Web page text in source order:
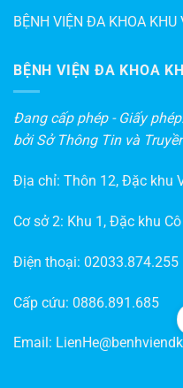
BỆNH VIỆN ĐA KHOA KHU
BỆNH VIỆN ĐA KHOA
Đang cấp phép - Giấy
bởi Sở Thông Tin và
Địa chỉ: Thôn 12, Đặc khu
Cơ sở 2: Khu 1, Đặc khu
Điện thoại: 02033.874.255
Cấp cứu: 0886.891.685
Email: